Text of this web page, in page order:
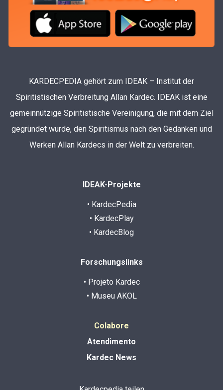
KARDECPEDIA gehört zum IDEAK – Institut der
Spiritistischen Verbreitung Allan Kardec. IDEAK ist eine
gemeinnützige Spiritistische Vereinigung, die mit dem Ziel
gegründet wurde, den Spiritismus nach den Gedanken und
Werken Allan Kardecs in der Welt zu verbreiten.
IDEAK-Projekte
• KardecPedia
• KardecPlay
• KardecBlog
Forschungslinks
• Projeto Kardec
• Museu AKOL
Colabore
Atendimento
Kardec News